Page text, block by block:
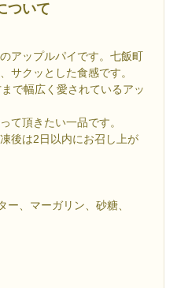
ついて
アップルパイです。七飯町
サクッとした食感です。
で幅広く愛されているアッ
て頂きたい一品です。
後は2日以内にお召し上が
ー、マーガリン、砂糖、